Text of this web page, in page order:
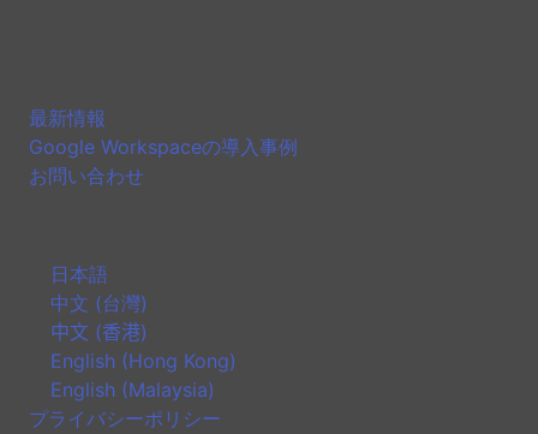
最新情報
Google Workspaceの導入事例
お問い合わせ
日本語
中文 (台灣)
中文 (香港)
English (Hong Kong)
English (Malaysia)
プライバシーポリシー